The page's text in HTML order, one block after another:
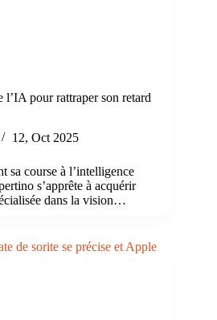
l’IA pour rattraper son retard
12, Oct 2025
sa course à l’intelligence
s’apprête à acquérir
dans la vision…